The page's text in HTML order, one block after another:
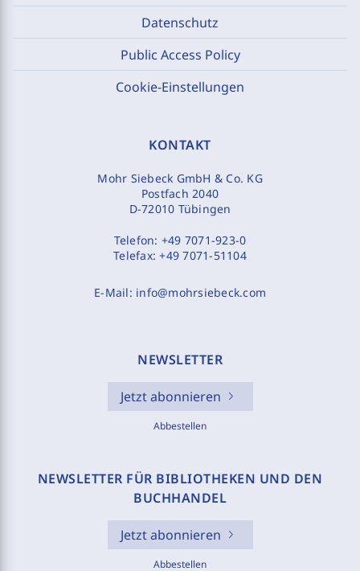
Datenschutz
Public Access Policy
Cookie-Einstellungen
KONTAKT
Mohr Siebeck GmbH & Co. KG
Postfach 2040
D-72010 Tübingen
Telefon: +49 7071-923-0
Telefax:+49 7071-51104
E-Mail: info@mohrsiebeck.com
NEWSLETTER
Jetzt abonnieren
Abbestellen
NEWSLETTER FÜR BIBLIOTHEKEN UND DEN
BUCHHANDEL
Jetzt abonnieren
Abbestellen